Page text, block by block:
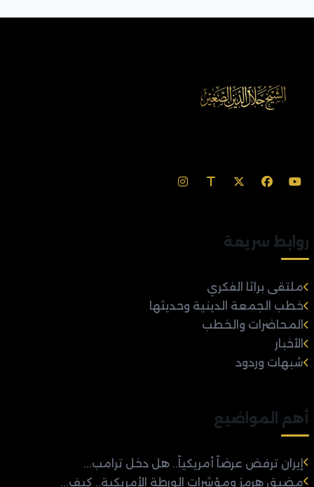
روابط سريعة
ملتقى براثا الفكري
خطب الجمعة الدينية وحديثها
المحاضرات والخطب
الأخبار
شبهات وردود
أهم المواضيع
إيران ترفض عرضاً أمريكياً.. هل دخل ترامب...
مضيق هرمز ومؤشرات الورطة الأمريكية.. كيف...